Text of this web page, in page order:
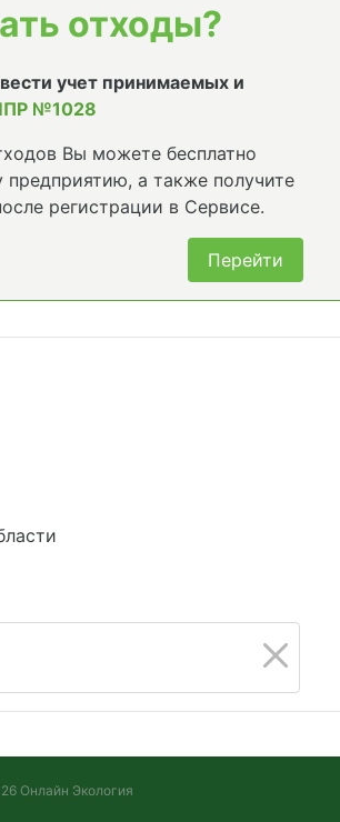
отходы?
учет принимаемых и
№1028
Вы можете бесплатно
а также получите
регистрации в Сервисе.
Перейти
Онлайн Экология